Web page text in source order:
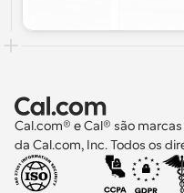
Cal.com® e Cal® são
da Cal.com, Inc. Todos os